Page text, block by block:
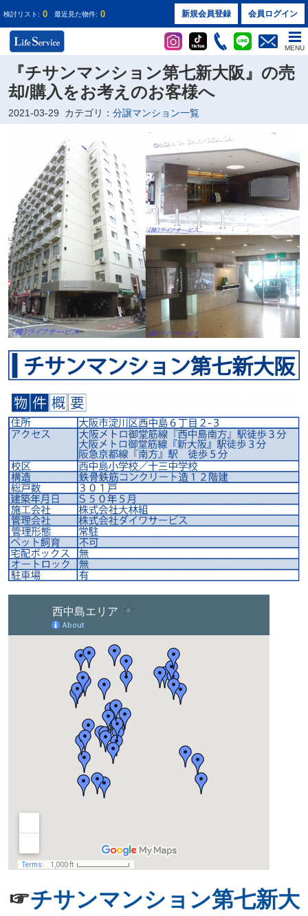
検討リスト: 0 最近見た物件: 0 新規会員登録 会員ログイン
MENU
『チサンマンション第七新大阪』の売
却/購入をお考えのお客様へ
2021-03-29 カテゴリ： 分譲マンション一覧
☞チサンマンション第七新大